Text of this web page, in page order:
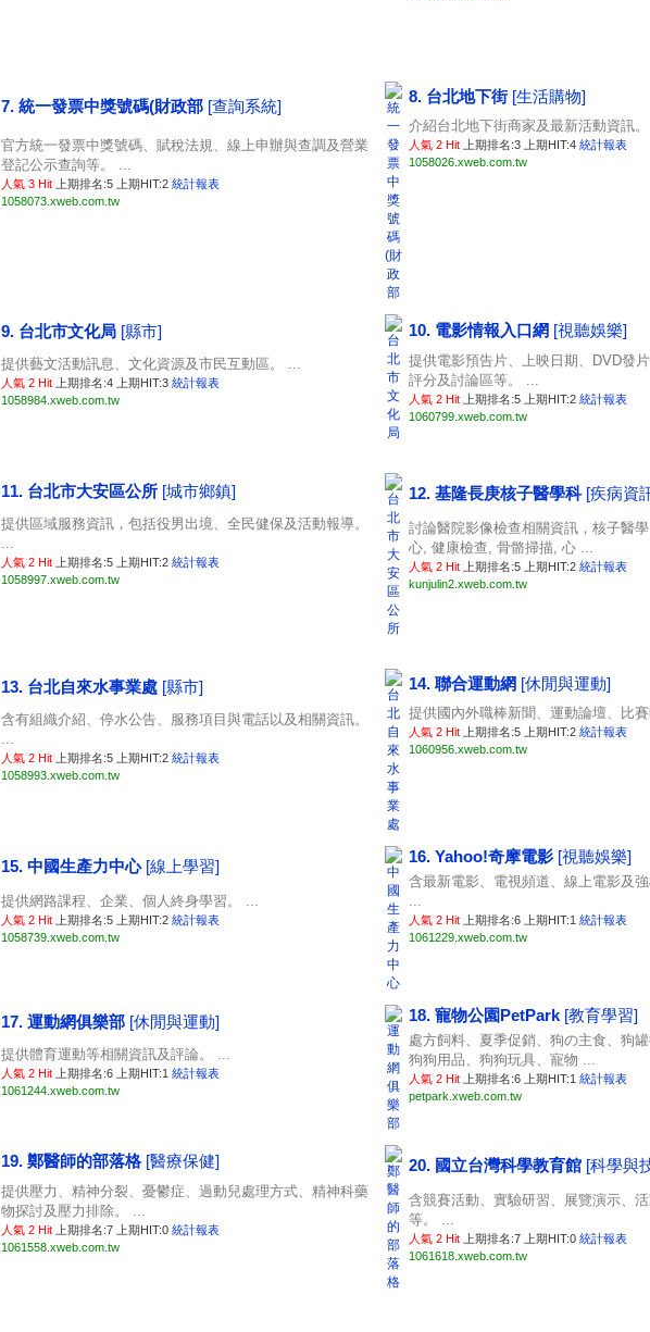
7. 統一發票中獎號碼(財政部 [查詢系統]
官方統一發票中獎號碼、賦稅法規、線上申辦與查調及營業
登記公示查詢等。 ...
人氣 3 Hit 上期排名:5 上期HIT:2 統計報表
1058073.xweb.com.tw
8. 台北地下街 [生活購物]
介紹台北地下街商家及最新活動資訊
人氣 2 Hit 上期排名:3 上期HIT:4 統計報表
1058026.xweb.com.tw
9. 台北市文化局 [縣市]
提供藝文活動訊息、文化資源及市民互動區。 ...
人氣 2 Hit 上期排名:4 上期HIT:3 統計報表
1058984.xweb.com.tw
10. 電影情報入口網 [視聽娛樂]
提供電影預告片、上映日期、DVD發
評分及討論區等。 ...
人氣 2 Hit 上期排名:5 上期HIT:2 統計報表
1060799.xweb.com.tw
11. 台北市大安區公所 [城市鄉鎮]
提供區域服務資訊，包括役男出境、全民健保及活動報導。
...
人氣 2 Hit 上期排名:5 上期HIT:2 統計報表
1058997.xweb.com.tw
12. 基隆長庚核子醫學科 [疾病資
討論醫院影像檢查相關資訊，核子醫
心, 健康檢查, 骨骼掃描, 心 ...
人氣 2 Hit 上期排名:5 上期HIT:2 統計報表
kunjulin2.xweb.com.tw
13. 台北自來水事業處 [縣市]
含有組織介紹、停水公告、服務項目與電話以及相關資訊。
...
人氣 2 Hit 上期排名:5 上期HIT:2 統計報表
1058993.xweb.com.tw
14. 聯合運動網 [休閒與運動]
提供國內外職棒新聞、運動論壇、比
人氣 2 Hit 上期排名:5 上期HIT:2 統計報表
1060956.xweb.com.tw
15. 中國生產力中心 [線上學習]
提供網路課程、企業、個人終身學習。 ...
人氣 2 Hit 上期排名:5 上期HIT:2 統計報表
1058739.xweb.com.tw
16. Yahoo!奇摩電影 [視聽娛樂]
含最新電影、電視頻道、線上電影及
...
人氣 2 Hit 上期排名:6 上期HIT:1 統計報表
1061229.xweb.com.tw
17. 運動網俱樂部 [休閒與運動]
提供體育運動等相關資訊及評論。 ...
人氣 2 Hit 上期排名:6 上期HIT:1 統計報表
1061244.xweb.com.tw
18. 寵物公園PetPark [教育學習]
處方飼料、夏季促銷、狗の主食、狗
狗狗用品、狗狗玩具、寵物 ...
人氣 2 Hit 上期排名:6 上期HIT:1 統計報表
petpark.xweb.com.tw
19. 鄭醫師的部落格 [醫療保健]
提供壓力、精神分裂、憂鬱症、過動兒處理方式、精神科藥
物探討及壓力排除。 ...
人氣 2 Hit 上期排名:7 上期HIT:0 統計報表
1061558.xweb.com.tw
20. 國立台灣科學教育館 [科學與
含競賽活動、實驗研習、展覽演示、
等。 ...
人氣 2 Hit 上期排名:7 上期HIT:0 統計報表
1061618.xweb.com.tw